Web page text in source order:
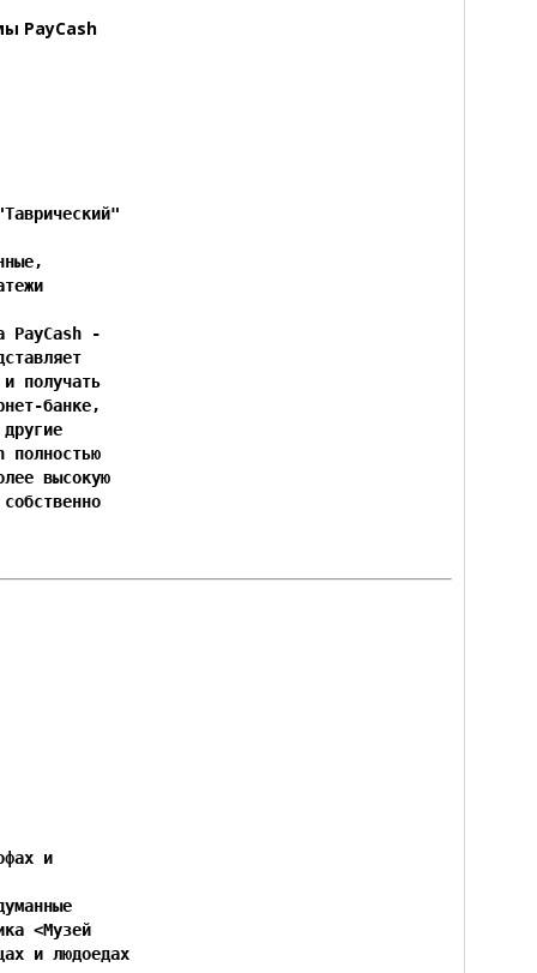
PayCash
PayCash -
получать
банке,
полностью
высокую
и
<Музей
и людоедах